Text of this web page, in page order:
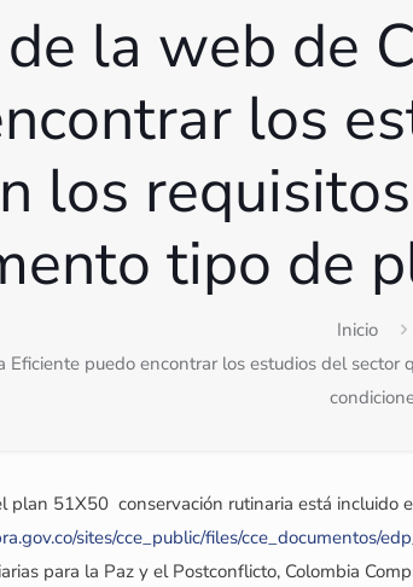
la web de
los
los
tipo de
Inicio
Eficiente puedo encontrar los estudios del
51X50  conservación rutinaria está
sites/cce_public/files/cce_documentos/
para la Paz y el Postconflicto, Colombia